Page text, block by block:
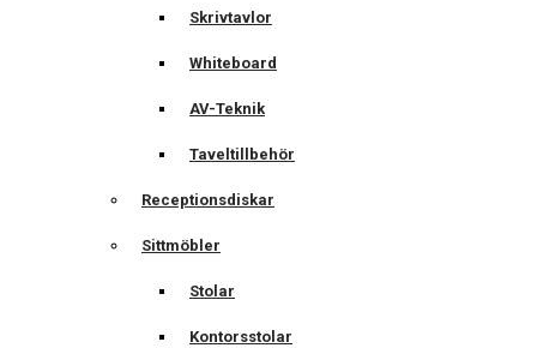
Skrivtavlor
Whiteboard
AV-Teknik
Taveltillbehör
Receptionsdiskar
Sittmöbler
Stolar
Kontorsstolar